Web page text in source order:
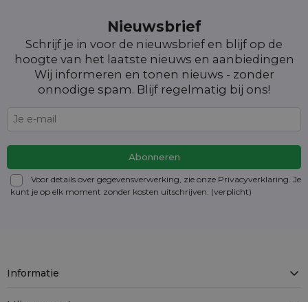
Nieuwsbrief
Schrijf je in voor de nieuwsbrief en blijf op de
hoogte van het laatste nieuws en aanbiedingen
Wij informeren en tonen nieuws - zonder
onnodige spam. Blijf regelmatig bij ons!
Voor details over gegevensverwerking, zie onze Privacyverklaring. Je
kunt je op elk moment zonder kosten uitschrijven. (verplicht)
Informatie